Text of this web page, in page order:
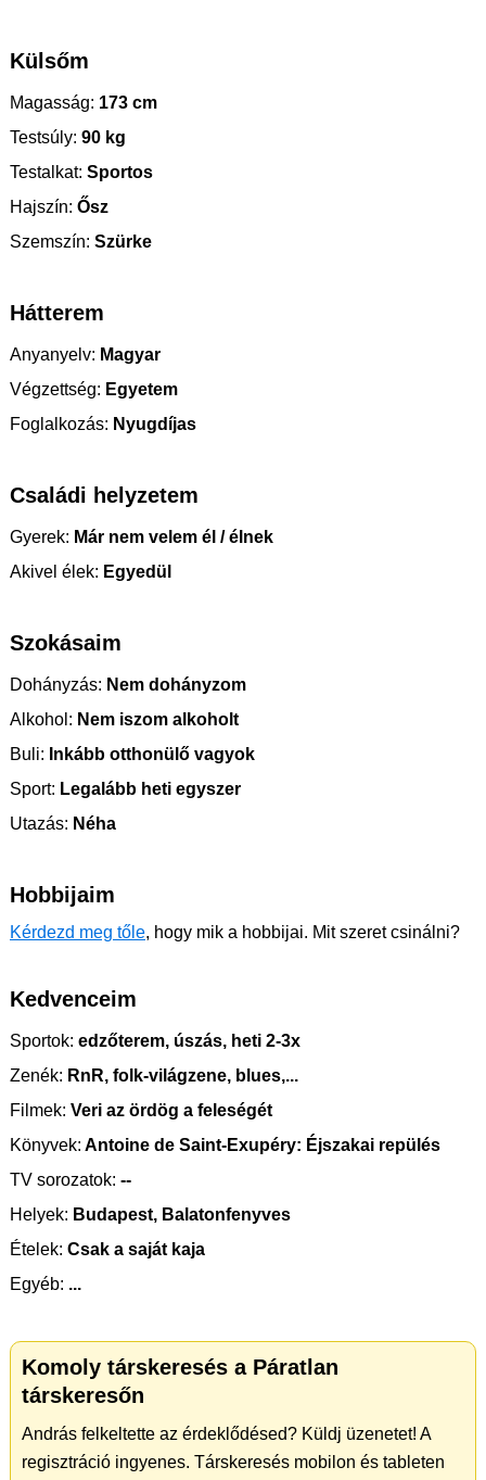
Külsőm
Magasság: 173 cm
Testsúly: 90 kg
Testalkat: Sportos
Hajszín: Ősz
Szemszín: Szürke
Hátterem
Anyanyelv: Magyar
Végzettség: Egyetem
Foglalkozás: Nyugdíjas
Családi helyzetem
Gyerek: Már nem velem él / élnek
Akivel élek: Egyedül
Szokásaim
Dohányzás: Nem dohányzom
Alkohol: Nem iszom alkoholt
Buli: Inkább otthonülő vagyok
Sport: Legalább heti egyszer
Utazás: Néha
Hobbijaim
Kérdezd meg tőle, hogy mik a hobbijai. Mit szeret csinálni?
Kedvenceim
Sportok: edzőterem, úszás, heti 2-3x
Zenék: RnR, folk-világzene, blues,...
Filmek: Veri az ördög a feleségét
Könyvek: Antoine de Saint-Exupéry: Éjszakai repülés
TV sorozatok: --
Helyek: Budapest, Balatonfenyves
Ételek: Csak a saját kaja
Egyéb: ...
Komoly társkeresés a Páratlan
társkeresőn
András felkeltette az érdeklődésed? Küldj üzenetet! A
regisztráció ingyenes. Társkeresés mobilon és tableten